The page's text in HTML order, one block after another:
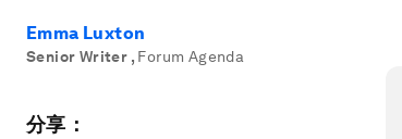
Emma Luxton
Senior Writer , Forum Agenda
分享：